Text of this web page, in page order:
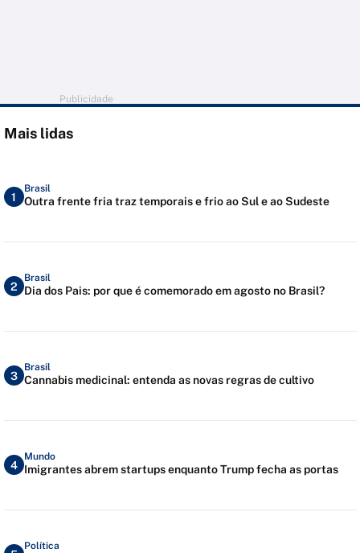
Publicidade
Mais lidas
1
Brasil
Outra frente fria traz temporais e frio ao Sul e ao Sudeste
2
Brasil
Dia dos Pais: por que é comemorado em agosto no Brasil?
3
Brasil
Cannabis medicinal: entenda as novas regras de cultivo
4
Mundo
Imigrantes abrem startups enquanto Trump fecha as portas
Política